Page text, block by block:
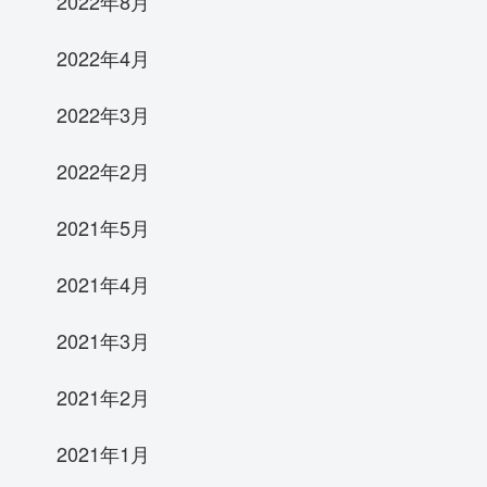
2022年4月
2022年3月
2022年2月
2021年5月
2021年4月
2021年3月
2021年2月
2021年1月